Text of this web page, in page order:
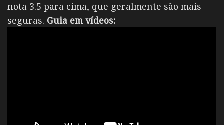
nota 3.5 para cima, que geralmente são mais
seguras. Guia em vídeos: